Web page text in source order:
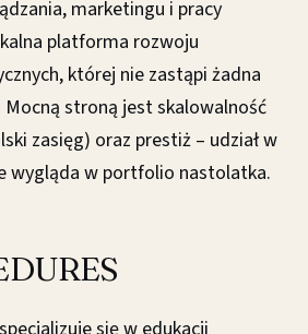
marketingu i pracy
platforma rozwoju
której nie zastąpi żadna
stroną jest skalowalność
zasięg) oraz prestiż – udział w
wygląda w portfolio nastolatka.
się w edukacji